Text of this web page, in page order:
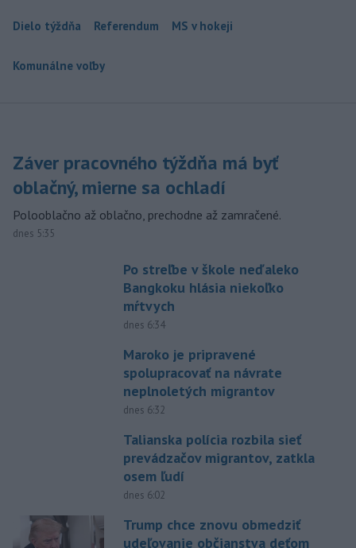
Dielo týždňa Referendum MS v hokeji
Komunálne voľby
Záver pracovného týždňa má byť
oblačný, mierne sa ochladí
Polooblačno až oblačno, prechodne až zamračené.
dnes 5:35
Po streľbe v škole neďaleko
Bangkoku hlásia niekoľko
mŕtvych
dnes 6:34
Maroko je pripravené
spolupracovať na návrate
neplnoletých migrantov
dnes 6:32
Talianska polícia rozbila sieť
prevádzačov migrantov, zatkla
osem ľudí
dnes 6:02
Trump chce znovu obmedziť
udeľovanie občianstva deťom